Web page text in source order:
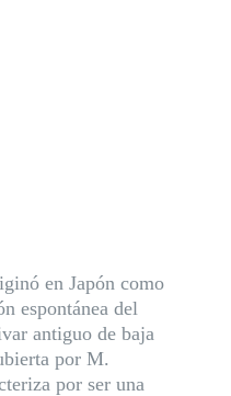
en Japón como
espontánea del
antiguo de baja
por M.
por ser una